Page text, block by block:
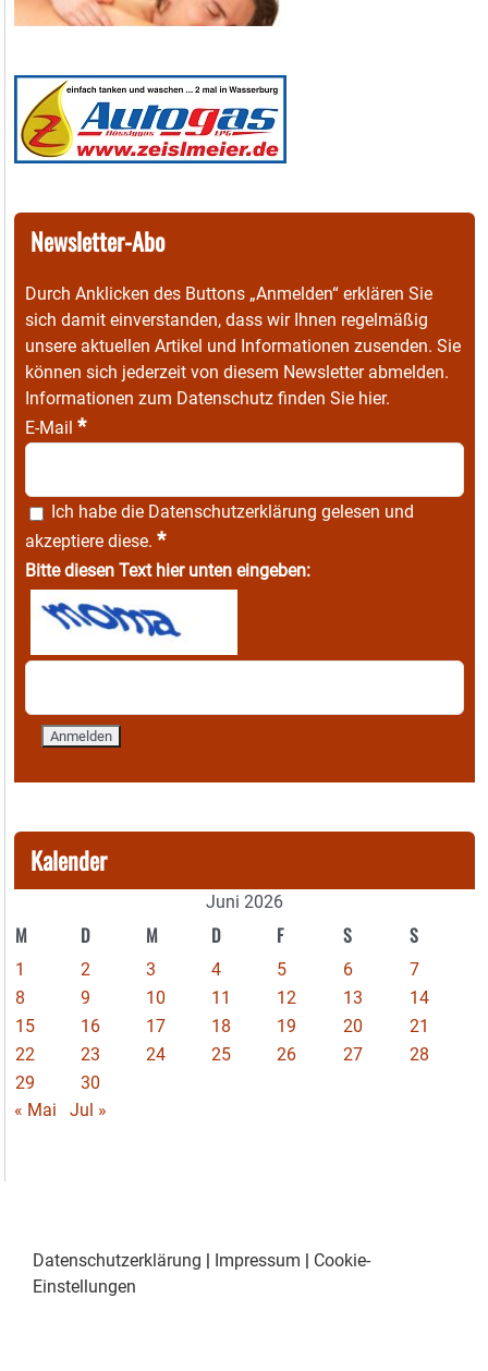
Newsletter-Abo
Durch Anklicken des Buttons „Anmelden“ erklären Sie
sich damit einverstanden, dass wir Ihnen regelmäßig
unsere aktuellen Artikel und Informationen zusenden. Sie
können sich jederzeit von diesem Newsletter abmelden.
Informationen zum Datenschutz finden Sie hier.
E-Mail *
Ich habe die Datenschutzerklärung gelesen und
akzeptiere diese. *
Bitte diesen Text hier unten eingeben:
Kalender
Juni 2026
M D M D F S S
1 2 3 4 5 6
7
8
9 10 11 12 13
14
15
16 17 18 19 20
21
22
23 24 25 26 27
28
29
30
« Mai
Jul »
Datenschutzerklärung Impressum
Cookie-
Einstellungen